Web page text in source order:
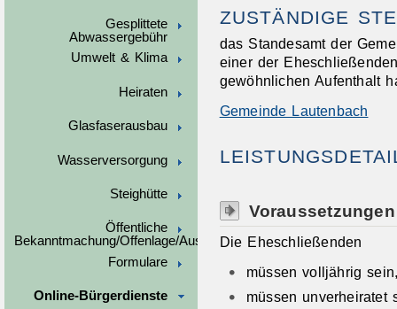
Gesplittete
Abwassergebühr
Umwelt & Klima
Heiraten
Glasfaserausbau
Wasserversorgung
Steighütte
Öffentliche
Bekanntmachung/Offenlage/Ausschreibungen
Formulare
Online-Bürgerdienste
ZUSTÄNDIGE
das Standesamt der
einer der
gewöhnlichen Aufenthalt
Gemeinde Lautenbach
Voraussetzungen
Die Eheschließenden
müssen volljährig
müssen unverheiratet